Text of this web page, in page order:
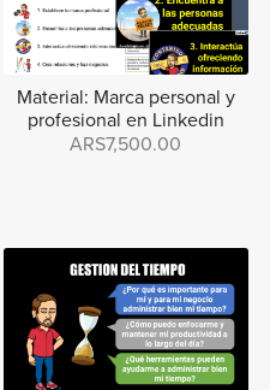
Material: Marca personal y
profesional en Linkedin
ARS7,500.00